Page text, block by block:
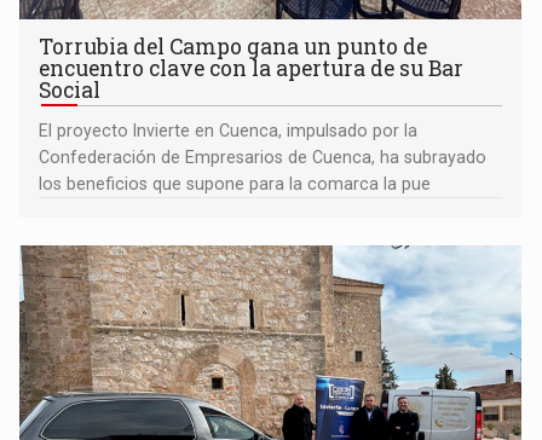
Torrubia del Campo gana un punto de
encuentro clave con la apertura de su Bar
Social
El proyecto Invierte en Cuenca, impulsado por la
Confederación de Empresarios de Cuenca, ha subrayado
los beneficios que supone para la comarca la pue